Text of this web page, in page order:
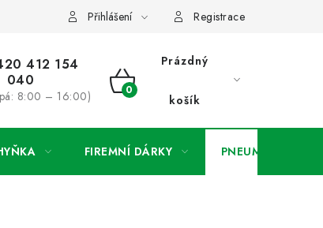
Podmínky ochrany osobních údajů O společnosti a
Přihlášení Registrace
412 154
040
8:00 – 16:00)
NÁKUPNÍ
KOŠÍK
Prázdný
košík
FIREMNÍ DÁRKY PNEUMATIKY